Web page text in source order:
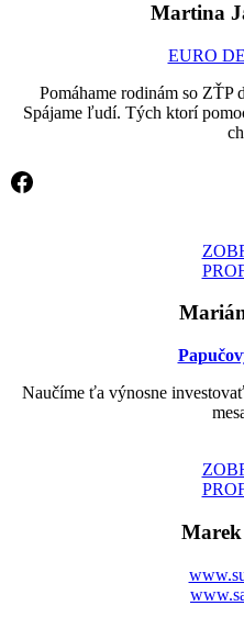
Martina
EURO
Pomáhame rodinám so ZŤP
Spájame ľudí. Tých ktorí
Facebook
Naučíme ťa výnosne
Marek